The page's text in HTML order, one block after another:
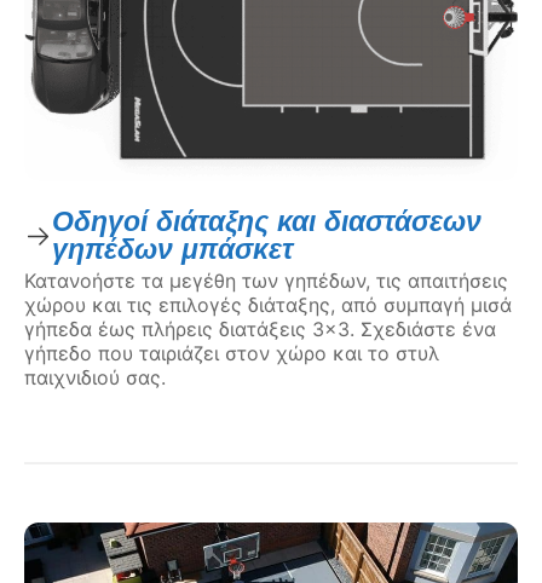
Οδηγοί διάταξης και διαστάσεων
γηπέδων μπάσκετ
Κατανοήστε τα μεγέθη των γηπέδων, τις απαιτήσεις
χώρου και τις επιλογές διάταξης, από συμπαγή μισά
γήπεδα έως πλήρεις διατάξεις 3×3. Σχεδιάστε ένα
γήπεδο που ταιριάζει στον χώρο και το στυλ
παιχνιδιού σας.